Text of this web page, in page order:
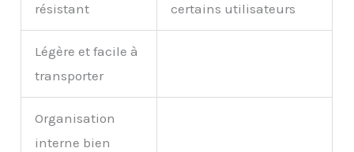
résistant
certains utilisateurs
Légère et facile à
transporter
Organisation
interne bien